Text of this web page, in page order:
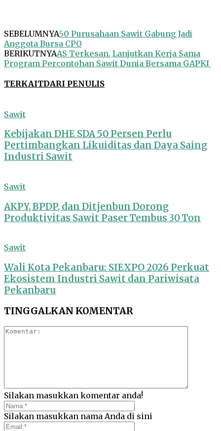
SEBELUMNYA50 Purusahaan Sawit Gabung Jadi
Anggota Bursa CPO
BERIKUTNYAAS Terkesan, Lanjutkan Kerja Sama
Program Percontohan Sawit Dunia Bersama GAPKI
TERKAITDARI PENULIS
Sawit
Kebijakan DHE SDA 50 Persen Perlu
Pertimbangkan Likuiditas dan Daya Saing
Industri Sawit
Sawit
AKPY, BPDP, dan Ditjenbun Dorong
Produktivitas Sawit Paser Tembus 30 Ton
Sawit
Wali Kota Pekanbaru: SIEXPO 2026 Perkuat
Ekosistem Industri Sawit dan Pariwisata
Pekanbaru
TINGGALKAN KOMENTAR
Silakan masukkan komentar anda!
Silakan masukkan nama Anda di sini